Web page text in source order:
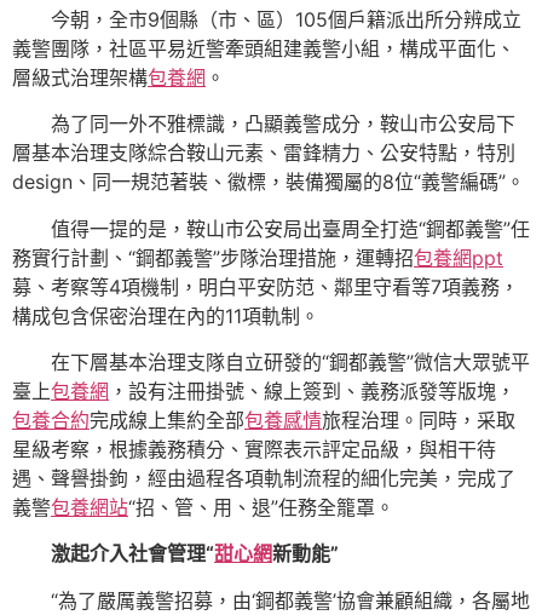
今朝，全市9個縣（市、區）105個戶籍派出所分辨成立
義警團隊，社區平易近警牽頭組建義警小組，構成平面化、
層級式治理架構包養網 。
為了同一外不雅標識，凸顯義警成分，鞍山市公安局下
層基本治理支隊綜合鞍山元素、雷鋒精力、公安特點，特別
design、同一規范著裝、徽標，裝備獨屬的8位“義警編碼”。
值得一提的是，鞍山市公安局出臺周全打造“鋼都義警”任
務實行計劃、“鋼都義警”步隊治理措施，運轉招包養網ppt
募、考察等4項機制，明白平安防范、鄰里守看等7項義務，
構成包含保密治理在內的11項軌制。
在下層基本治理支隊自立研發的“鋼都義警”微信大眾號平
臺上包養網 ，設有注冊掛號、線上簽到、義務派發等版塊，
包養合約完成線上集約全部包養感情旅程治理。同時，采取
星級考察，根據義務積分、實際表示評定品級，與相干待
遇、聲譽掛鉤，經由過程各項軌制流程的細化完美，完成了
義警包養網站“招、管、用、退”任務全籠罩。
激起介入社會管理“甜心網新動能”
“為了嚴厲義警招募，由‘鋼都義警’協會兼顧組織，各屬地